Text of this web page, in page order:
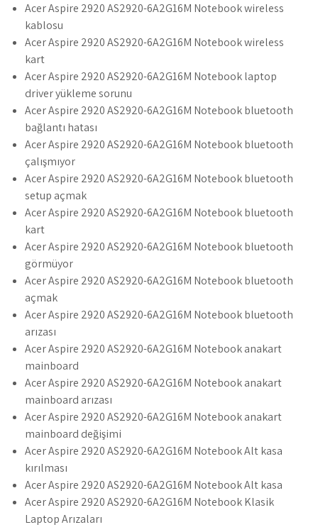
Acer Aspire 2920 AS2920-6A2G16M Notebook wireless
kablosu
Acer Aspire 2920 AS2920-6A2G16M Notebook wireless
kart
Acer Aspire 2920 AS2920-6A2G16M Notebook laptop
driver yükleme sorunu
Acer Aspire 2920 AS2920-6A2G16M Notebook bluetooth
bağlantı hatası
Acer Aspire 2920 AS2920-6A2G16M Notebook bluetooth
çalışmıyor
Acer Aspire 2920 AS2920-6A2G16M Notebook bluetooth
setup açmak
Acer Aspire 2920 AS2920-6A2G16M Notebook bluetooth
kart
Acer Aspire 2920 AS2920-6A2G16M Notebook bluetooth
görmüyor
Acer Aspire 2920 AS2920-6A2G16M Notebook bluetooth
açmak
Acer Aspire 2920 AS2920-6A2G16M Notebook bluetooth
arızası
Acer Aspire 2920 AS2920-6A2G16M Notebook anakart
mainboard
Acer Aspire 2920 AS2920-6A2G16M Notebook anakart
mainboard arızası
Acer Aspire 2920 AS2920-6A2G16M Notebook anakart
mainboard değişimi
Acer Aspire 2920 AS2920-6A2G16M Notebook Alt kasa
kırılması
Acer Aspire 2920 AS2920-6A2G16M Notebook Alt kasa
Acer Aspire 2920 AS2920-6A2G16M Notebook Klasik
Laptop Arızaları